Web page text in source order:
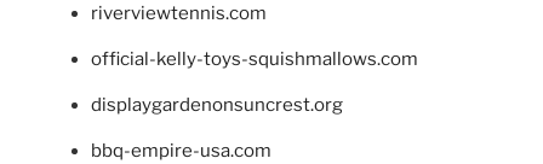
riverviewtennis.com
official-kelly-toys-squishmallows.com
displaygardenonsuncrest.org
bbq-empire-usa.com